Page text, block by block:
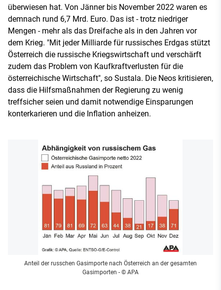
überwiesen hat. Von Jänner bis November 2022 waren es
demnach rund 6,7 Mrd. Euro. Das ist - trotz niedriger
Mengen - mehr als das Dreifache als in den Jahren vor
dem Krieg. "Mit jeder Milliarde für russisches Erdgas stützt
Österreich die russische Kriegswirtschaft und verschärft
zudem das Problem von Kaufkraftverlusten für die
österreichische Wirtschaft", so Sustala. Die Neos kritisieren,
dass die Hilfsmaßnahmen der Regierung zu wenig
treffsicher seien und damit notwendige Einsparungen
konterkarieren und die Inflation anheizen.
Anteil der russchen Gasimporte nach Österreich an der gesamten
Gasimporten - © APA